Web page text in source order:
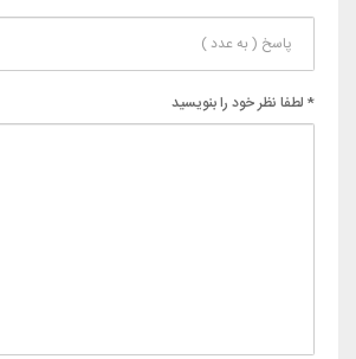
* لطفا نظر خود را بنویسید